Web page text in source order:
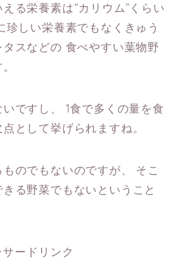
る栄養素は“カリウム”くらい
珍しい栄養素でもなくきゅう
タスなどの 食べやすい葉物野
ですし、
1食で多くの量を食
として挙げられますね。
のでもないのですが、
そこ
る野菜でもないということ
ードリンク